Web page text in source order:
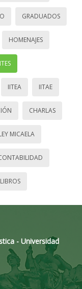
GRADUADOS
HOMENAJES
IITEA IITAE
CHARLAS
MICAELA
LIBROS
- Universidad